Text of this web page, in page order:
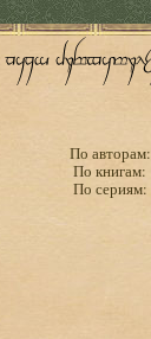
По авторам:
По книгам:
По сериям: